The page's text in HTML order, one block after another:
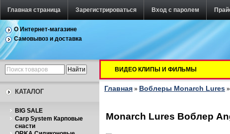
Главная страница Зарегистрироваться Вход с паролем
О Интернет-магазине
Самовывоз и доставка
КАТАЛОГ
BIG SALE
Carp System Карповые
снасти
ВИДЕО КЛИПЫ И ФИЛЬМЫ
Главная » Воблеры Monarch Lures »
Monarch Lures Воблер